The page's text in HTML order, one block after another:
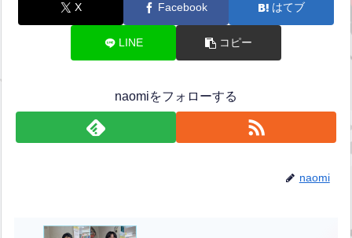
X Facebook はてブ
LINE コピー
naomiをフォローする
naomi